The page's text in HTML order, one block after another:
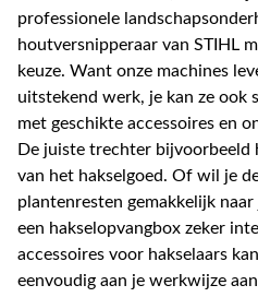
professionele
houtversnipperaar van STIHL
keuze. Want onze machines
uitstekend werk, je kan ze ook
met geschikte accessoires en
De juiste trechter bijvoorbeeld
van het hakselgoed. Of wil je
plantenresten gemakkelijk
een hakselopvangbox zeker
accessoires voor hakselaars
eenvoudig aan je werkwijze